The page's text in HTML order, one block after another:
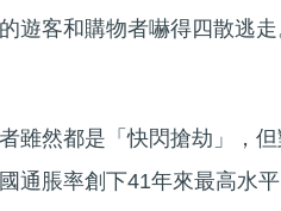
遊客和購物者嚇得四散逃走
雖然都是「快閃搶劫」，
通脹率創下41年來最高水